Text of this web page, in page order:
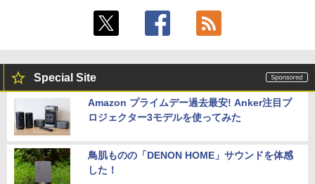
Special Site
Amazon プライムデー過去最安! Anker注目プ
ロジェクター3モデルを使ってみた
鳥肌ものの「DENON HOME」サウンドを体感
した！